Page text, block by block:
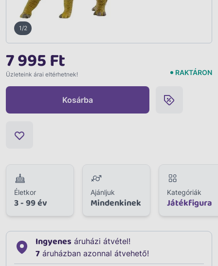
1/2
7 995 Ft
Üzleteink árai eltérhetnek! RAKTÁRON
Kosárba
Életkor
3 - 99 év
Ajánljuk
Mindenkinek
Kategóriák
Játékfigura
Ingyenes áruházi átvétel!
7 áruházban azonnal átvehető!